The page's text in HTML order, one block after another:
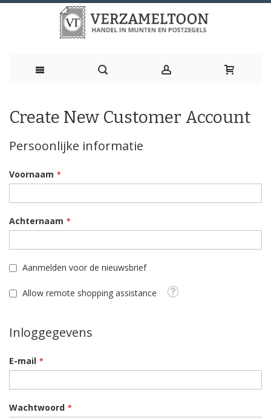
naar
Create New Customer Account
Persoonlijke informatie
Voornaam
Achternaam
Aanmelden voor de nieuwsbrief
Allow remote shopping assistance Tooltip
Inloggegevens
E-mail
Wachtwoord